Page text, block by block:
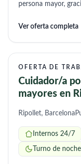
persona mayor,
Ver oferta completa
OFERTA DE
Cuidador/a
mayores en
Ripollet, Barcelona
Internos 24/7
Turno de noche